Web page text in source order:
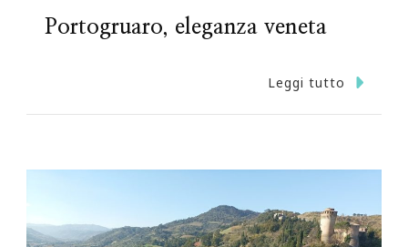
Portogruaro, eleganza veneta
Leggi tutto